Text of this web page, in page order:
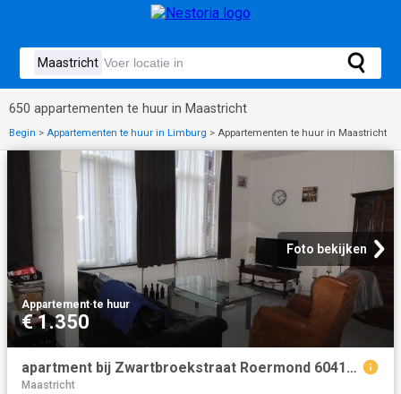
650 appartementen te huur in Maastricht
Begin > Appartementen te huur in Limburg > Appartementen te huur in Maastricht
Foto bekijken
Appartement·te huur
€ 1.350
apartment bij Zwartbroekstraat Roermond 6041JL
Maastricht